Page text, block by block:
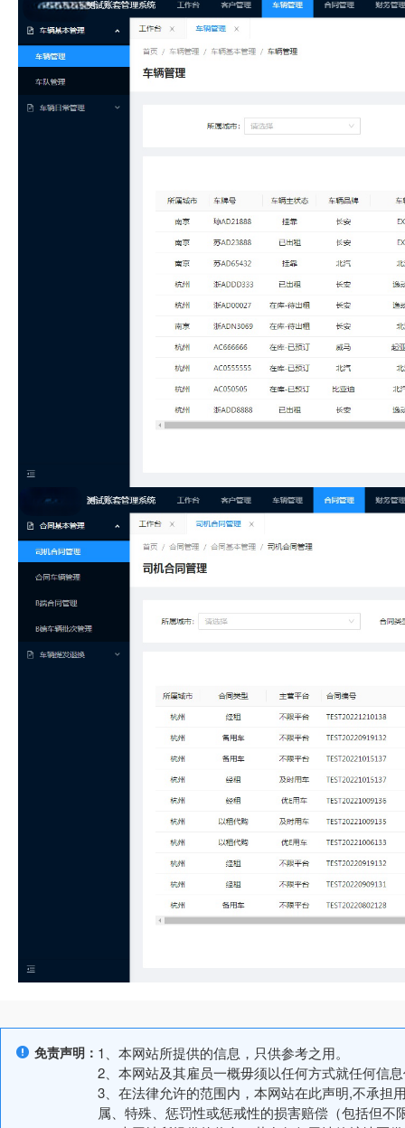
免责声明： 1、本网站所提供的信息，只供参考之用。
2、本网站及其雇员一概毋须以任何方式就任何信
3、在法律允许的范围内，本网站在此声明,不承担
属、特殊、惩罚性或惩戒性的损害赔偿（包括但